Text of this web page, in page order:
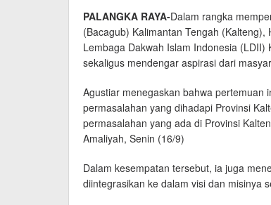
PALANGKA RAYA-Dalam rangka
(Bacagub) Kalimantan Tengah
Lembaga Dakwah Islam Indonesia
sekaligus mendengar aspirasi dari
Agustiar menegaskan bahwa pertemuan
permasalahan yang dihadapi Provinsi
permasalahan yang ada di Provinsi
Amaliyah, Senin (16/9)
Dalam kesempatan tersebut, ia juga
diintegrasikan ke dalam visi dan misinya